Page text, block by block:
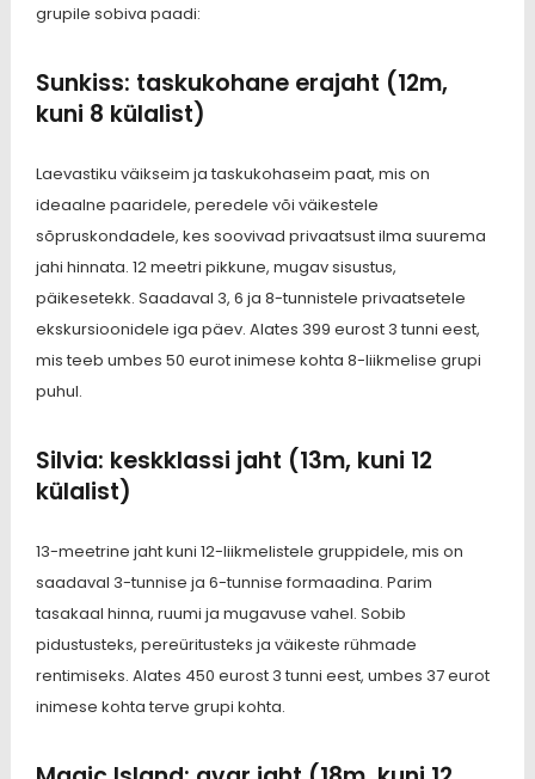
grupile sobiva paadi:
Sunkiss: taskukohane erajaht (12m,
kuni 8 külalist)
Laevastiku väikseim ja taskukohaseim paat, mis on
ideaalne paaridele, peredele või väikestele
sõpruskondadele, kes soovivad privaatsust ilma suurema
jahi hinnata. 12 meetri pikkune, mugav sisustus,
päikesetekk. Saadaval 3, 6 ja 8-tunnistele privaatsetele
ekskursioonidele iga päev. Alates 399 eurost 3 tunni eest,
mis teeb umbes 50 eurot inimese kohta 8-liikmelise grupi
puhul.
Silvia: keskklassi jaht (13m, kuni 12
külalist)
13-meetrine jaht kuni 12-liikmelistele gruppidele, mis on
saadaval 3-tunnise ja 6-tunnise formaadina. Parim
tasakaal hinna, ruumi ja mugavuse vahel. Sobib
pidustusteks, pereüritusteks ja väikeste rühmade
rentimiseks. Alates 450 eurost 3 tunni eest, umbes 37 eurot
inimese kohta terve grupi kohta.